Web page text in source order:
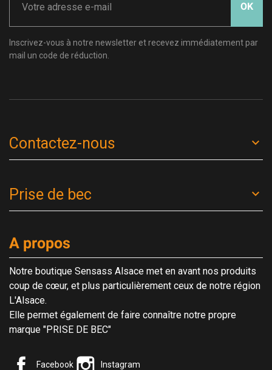
OK
Inscrivez-vous à notre newsletter et recevez immédiatement par
mail un code de réduction.
Contactez-nous
Prise de bec
A propos
Notre boutique Sensass Alsace met en avant nos produits
coup de cœur, et plus particulièrement ceux de notre région
L'Alsace.
Elle permet également de faire connaître notre propre
marque "PRISE DE BEC"
Facebook Instagram